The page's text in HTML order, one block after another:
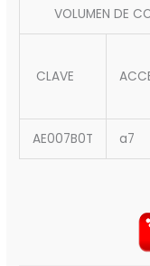
VOLUMEN DE
CLAVE
AE007B0T a7